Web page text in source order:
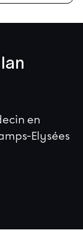
en
Elysées